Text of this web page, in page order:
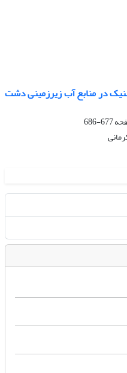
در منابع آب زیرزمینی دشت
677-686